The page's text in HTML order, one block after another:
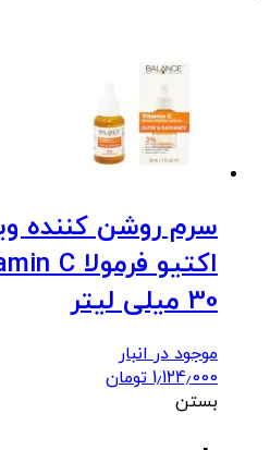
30 میلی لیتر
موجود در انبار
1٫124٫000 تومان
بستن